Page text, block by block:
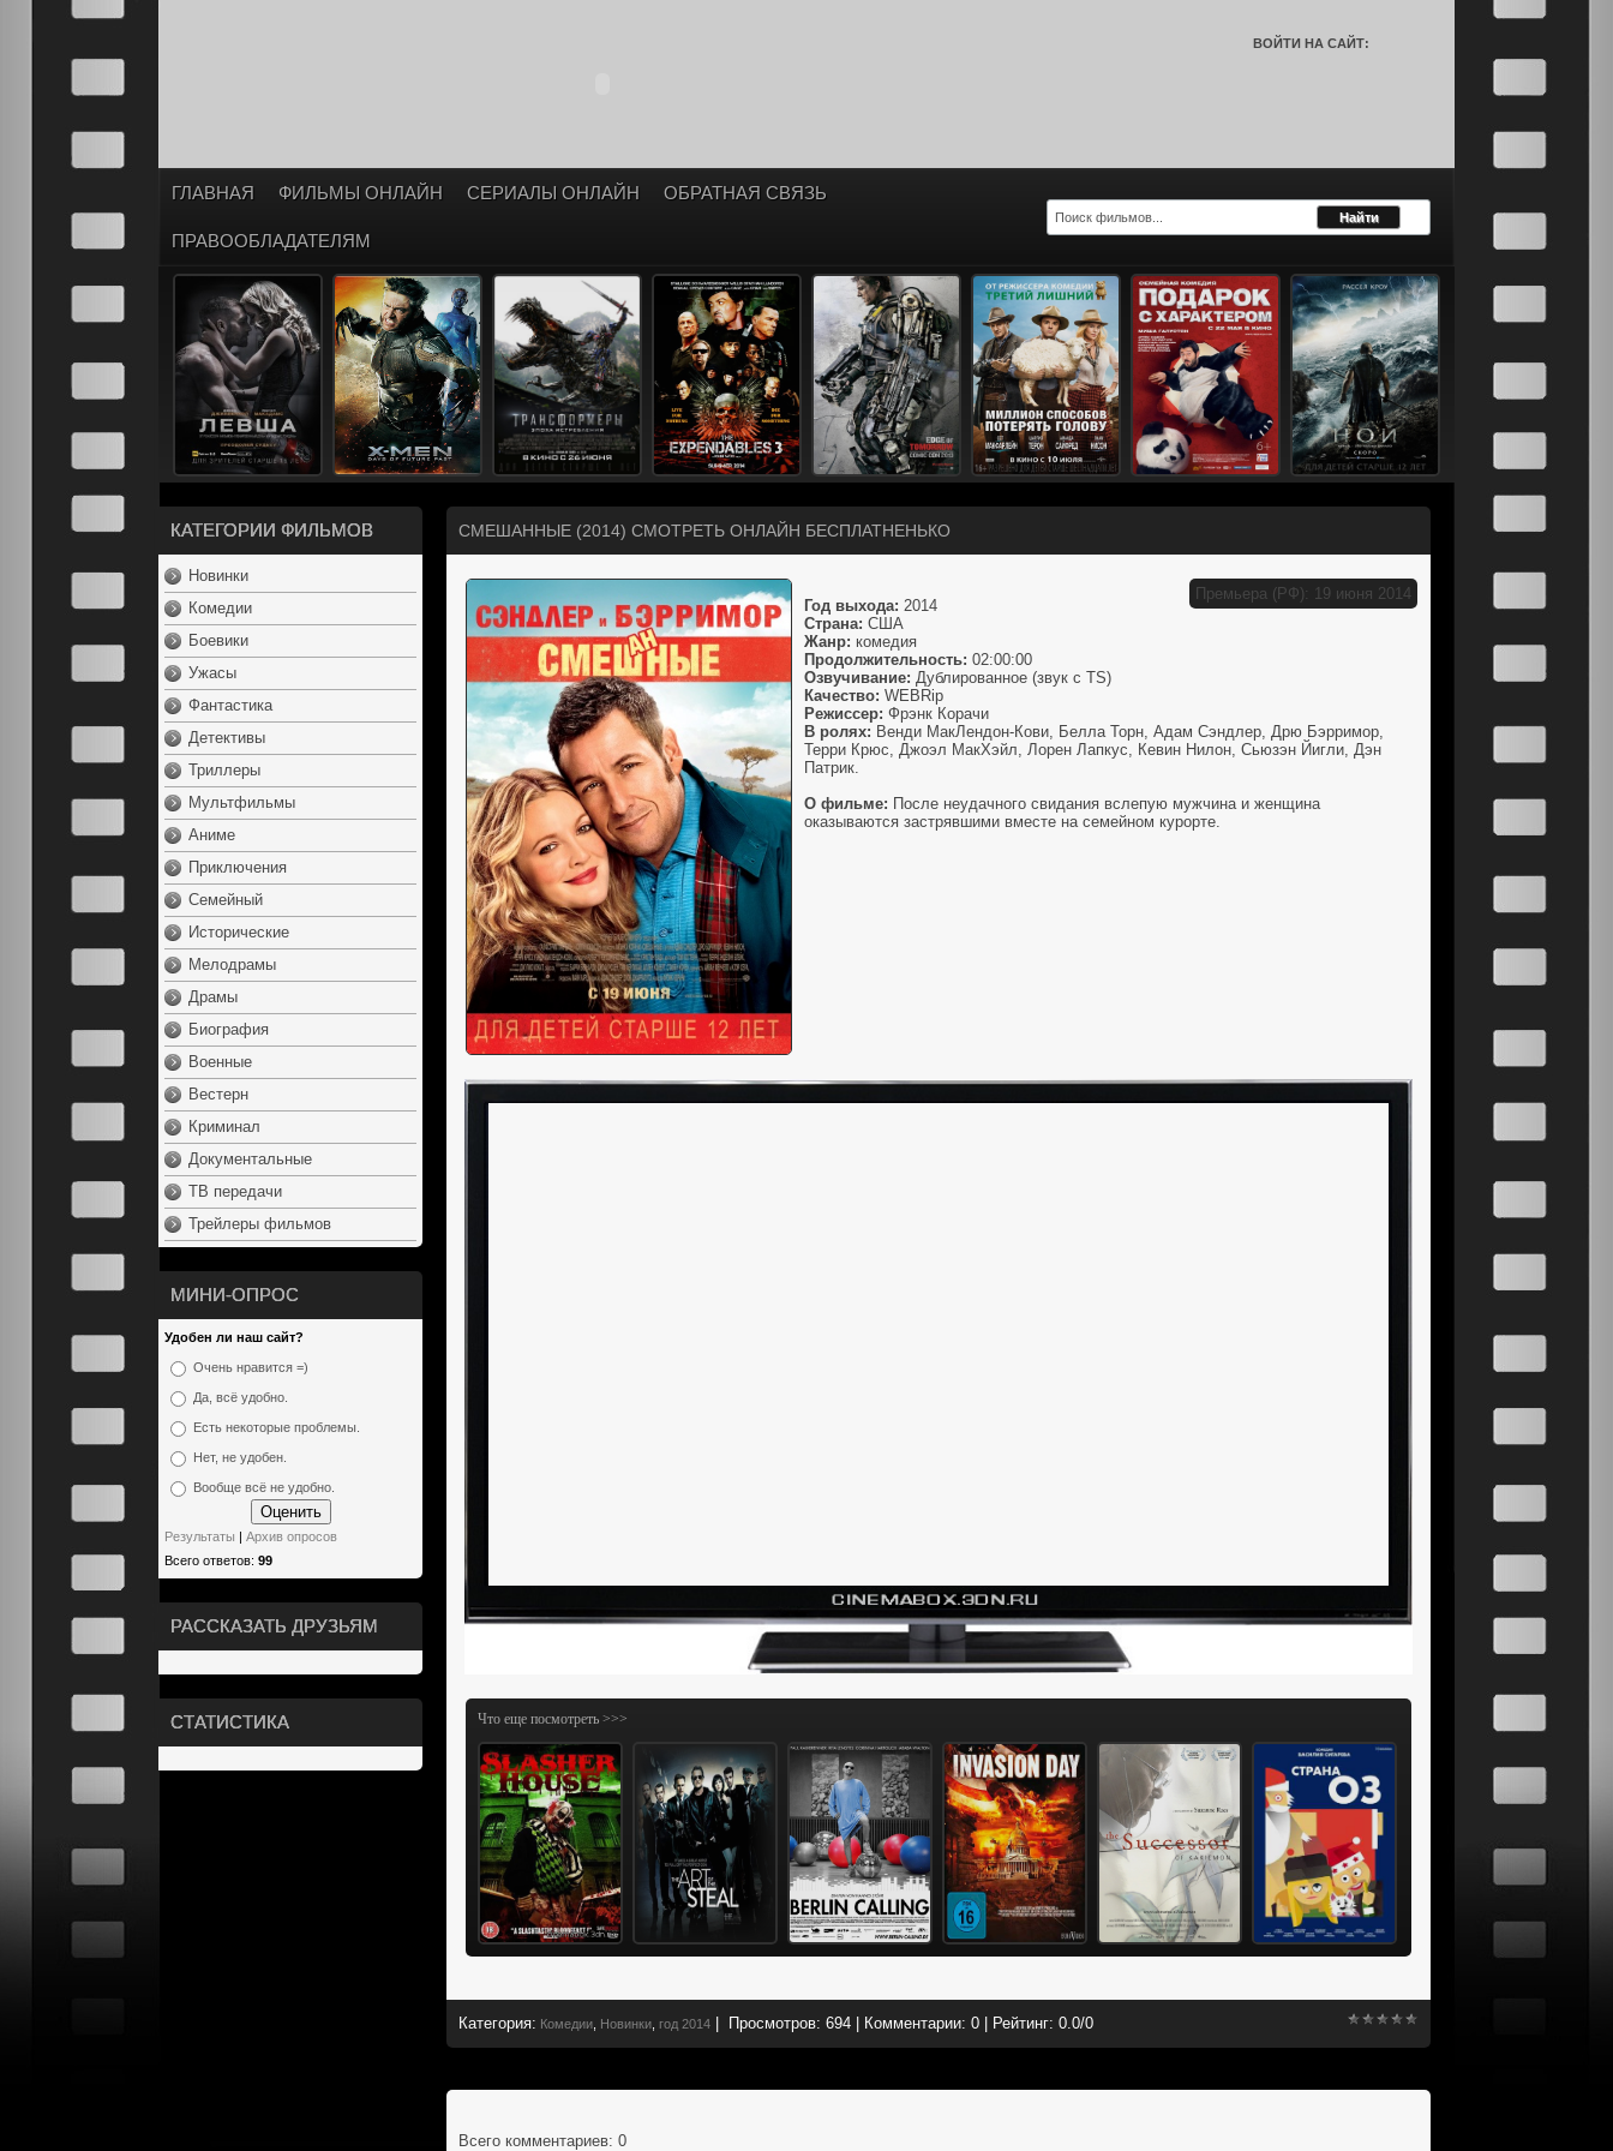
ВОЙТИ НА САЙТ:
ГЛАВНАЯ ФИЛЬМЫ ОНЛАЙН СЕРИАЛЫ ОНЛАЙН ОБРАТНАЯ СВЯЗЬ
ПРАВООБЛАДАТЕЛЯМ
КАТЕГОРИИ ФИЛЬМОВ
Новинки
Комедии
Боевики
Ужасы
Фантастика
Детективы
Триллеры
Мультфильмы
Аниме
Приключения
Семейный
Исторические
Мелодрамы
Драмы
Биография
Военные
Вестерн
Криминал
Документальные
ТВ передачи
Трейлеры фильмов
МИНИ-ОПРОС
Удобен ли наш сайт?
Очень нравится =)
Да, всё удобно.
Есть некоторые проблемы.
Нет, не удобен.
Вообще всё не удобно.
Результаты
Архив опросов
Всего ответов: 99
РАССКАЗАТЬ ДРУЗЬЯМ
СТАТИСТИКА
СМЕШАННЫЕ (2014) СМОТРЕТЬ ОНЛАЙН БЕСПЛАТНЕНЬКО
Премьера (РФ): 19 июня 2014
Год выхода: 2014
Страна: США
Жанр: комедия
Продолжительность: 02:00:00
Озвучивание: Дублированное (звук с TS)
Качество: WEBRip
Режиссер: Фрэнк Корачи
В ролях: Венди МакЛендон-Кови, Белла Торн, Адам Сэндлер, Дрю Бэрримор,
Терри Крюс, Джоэл МакХэйл, Лорен Лапкус, Кевин Нилон, Сьюзэн Йигли, Дэн
Патрик.
О фильме: После неудачного свидания вслепую мужчина и женщина
оказываются застрявшими вместе на семейном курорте.
Что еще посмотреть >>>
Категория: Комедии Новинки год 2014 Просмотров: 694 Комментарии: 0 Рейтинг: 0.0/0
Всего комментариев: 0